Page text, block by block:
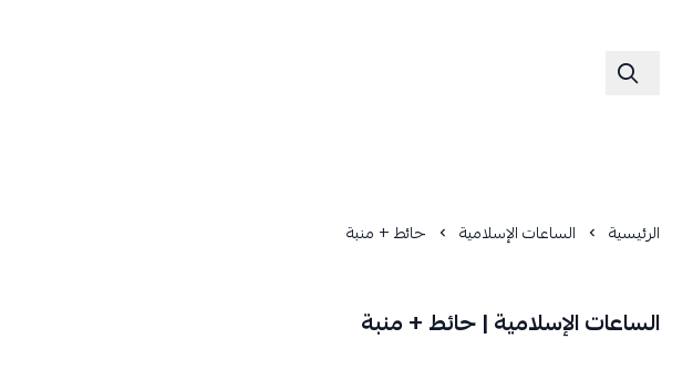
الرئيسية الساعات الإسلامية حائط + منبة
الساعات الإسلامية | حائط + منبة